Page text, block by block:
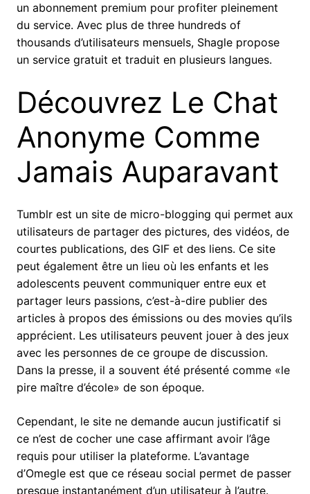
un abonnement premium pour profiter pleinement
du service. Avec plus de three hundreds of
thousands d’utilisateurs mensuels, Shagle propose
un service gratuit et traduit en plusieurs langues.
Découvrez Le Chat
Anonyme Comme
Jamais Auparavant
Tumblr est un site de micro-blogging qui permet aux
utilisateurs de partager des pictures, des vidéos, de
courtes publications, des GIF et des liens. Ce site
peut également être un lieu où les enfants et les
adolescents peuvent communiquer entre eux et
partager leurs passions, c’est-à-dire publier des
articles à propos des émissions ou des movies qu’ils
apprécient. Les utilisateurs peuvent jouer à des jeux
avec les personnes de ce groupe de discussion.
Dans la presse, il a souvent été présenté comme «le
pire maître d’école» de son époque.
Cependant, le site ne demande aucun justificatif si
ce n’est de cocher une case affirmant avoir l’âge
requis pour utiliser la plateforme. L’avantage
d’Omegle est que ce réseau social permet de passer
presque instantanément d’un utilisateur à l’autre.